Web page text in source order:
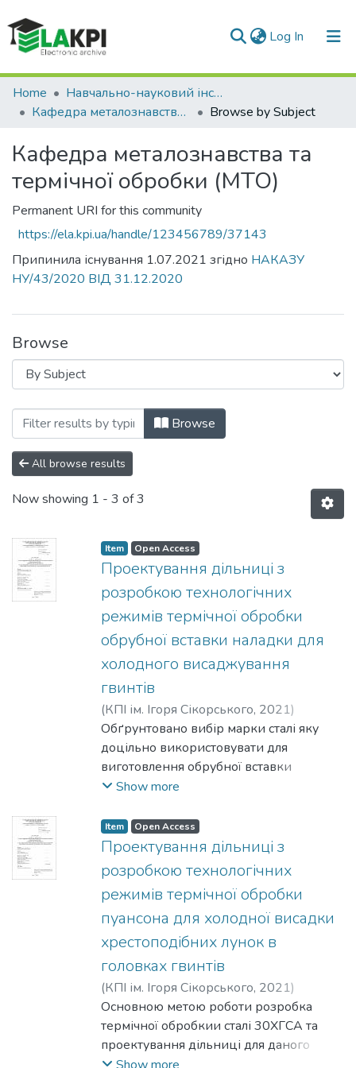
Log In (current)
Communities & Collections
All of DSpace
Home
Навчально-науковий інститут матеріалознавства та зварювання ім. Є.О. Патона (НН ІМЗ ім. Є.О. Патона)
Кафедра металознавства та термічної обробки (МТО)
Browse by Subject
Кафедра металознавства та
термічної обробки (МТО)
Permanent URI for this community
https://ela.kpi.ua/handle/123456789/37143
Припинила існування 1.07.2021 згідно НАКАЗУ
НУ/43/2020 ВІД 31.12.2020
Browse
Browsing Кафедра металознавства
Browse
All browse results
Now showing 1 - 3 of 3
Item Open Access
Проектування дільниці з
розробкою технологічних
режимів термічної обробки
обрубної вставки наладки для
холодного висаджування
гвинтів
(КПІ ім. Ігоря Сікорського, 2021)
Лопушанська, Єлизавета Максимівна
Христенко, Вадим Володимирович
Обґрунтовано вибір марки сталі яку
доцільно використовувати для
виготовлення обрубної вставки
наладки для холодного висаджування
термічної обробки деталі, а саме
гартування та подальший відпуск,
обґрунтовано та розраховано
параметри технологічних режимів
термічної обробки, обрано обладнання
для здійснення операцій термічної
обробки і спроектовано дільницю
термічної обробки.
Show more
Item Open Access
Проектування дільниці з
розробкою технологічних
режимів термічної обробки
пуансона для холодної висадки
хрестоподібних лунок в
головках гвинтів
(КПІ ім. Ігоря Сікорського, 2021)
Левченко, Владислав Валерійович;
Котляр, Сергій Миколайович
Основною метою роботи розробка
термічної обробкии сталі 30ХГСА та
проектування дільниці для даного
варіанту термічної обробки. Для